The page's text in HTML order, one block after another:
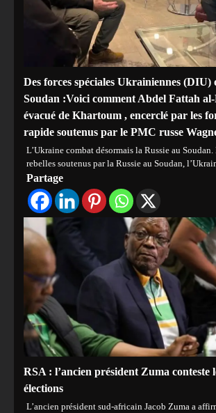
Des forces spéciales Ukrainiennes (DIU)
Soudan :Voici comment Abdel Fattah
évacué de Khartoum , encerclé par les
rapide soutenus par le PMC russe
L’Ukraine combat désormais la Russie au
rebelles soutenus par la Russie au Soudan,
Partage
RSA : l’ancien président Zuma conteste
élections
L’ancien président sud-africain Jacob Zuma a